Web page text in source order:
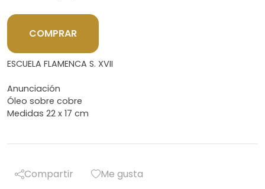
COMPRAR
ESCUELA FLAMENCA S. XVII
Anunciación
Óleo sobre cobre
Medidas 22 x 17 cm
Compartir Me gusta